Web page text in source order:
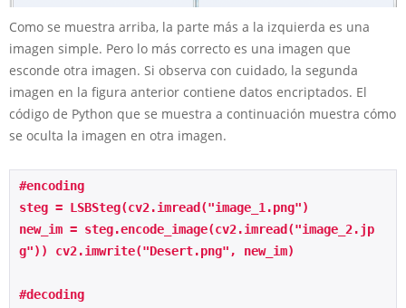
Como se muestra arriba, la parte más a la izquierda es una
imagen simple. Pero lo más correcto es una imagen que
esconde otra imagen. Si observa con cuidado, la segunda
imagen en la figura anterior contiene datos encriptados. El
código de Python que se muestra a continuación muestra cómo
se oculta la imagen en otra imagen.
#encoding
steg = LSBSteg(cv2.imread("image_1.png")
new_im = steg.encode_image(cv2.imread("image_2.jp
g")) cv2.imwrite("Desert.png", new_im)
#decoding